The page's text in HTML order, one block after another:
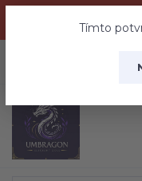
nebuďte vyděšeni
Tímto